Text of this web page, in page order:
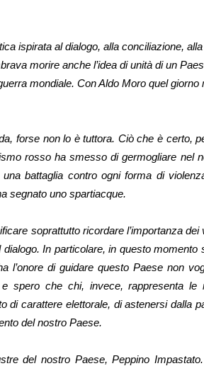
ispirata al dialogo, alla conciliazione, alla
morire anche l’idea di unità di un
mondiale. Con Aldo Moro quel giorno
forse non lo è tuttora. Ciò che è certo,
rosso ha smesso di germogliare nel
battaglia contro ogni forma di
segnato uno spartiacque.
soprattutto ricordare l’importanza dei
In particolare, in questo momento
di guidare questo Paese non
spero che chi, invece, rappresenta le
di carattere elettorale, di astenersi dalla
del nostro Paese.
del nostro Paese, Peppino